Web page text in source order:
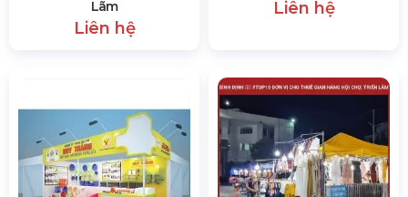
Lãm
Liên hệ
Liên hệ